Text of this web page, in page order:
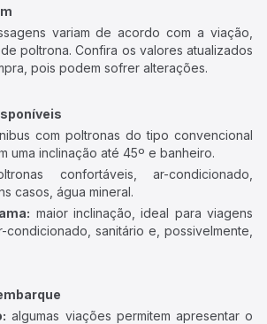
variam de acordo com a viação,
poltrona. Confira os valores atualizados
pois podem sofrer alterações.
com poltronas do tipo convencional
uma inclinação até 45º e banheiro.
confortáveis, ar-condicionado,
casos, água mineral.
maior inclinação, ideal para viagens
condicionado, sanitário e, possivelmente,
algumas viações permitem apresentar o